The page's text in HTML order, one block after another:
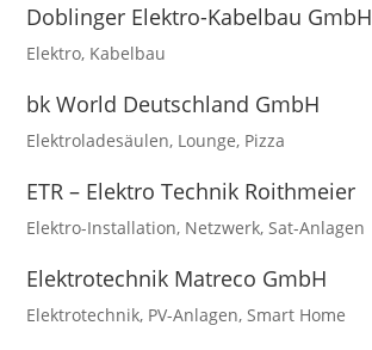
Doblinger Elektro-Kabelbau GmbH
Elektro, Kabelbau
bk World Deutschland GmbH
Elektroladesäulen, Lounge, Pizza
ETR – Elektro Technik Roithmeier
Elektro-Installation, Netzwerk,Sat-Anlagen
Elektrotechnik Matreco GmbH
Elektrotechnik, PV-Anlagen,Smart Home